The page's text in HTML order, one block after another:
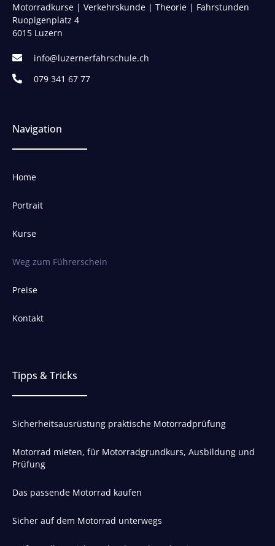
Motorradkurse | Verkehrskunde | Theorie | Fahrstunden
Ruopigenplatz 4
6015 Luzern
info@luzernerfahrschule.ch
079 341 67 77
Navigation
Home
Portrait
Kurse
Weg zum Führerschein
Preise
Kontakt
Tipps & Tricks
Sicherheitsausrüstung praktische Motorradprüfung
Motorrad mieten, für Motorradgrundkurs, Ausbildung und
Prüfung
Das passende Motorrad kaufen
Sicher auf dem Motorrad unterwegs